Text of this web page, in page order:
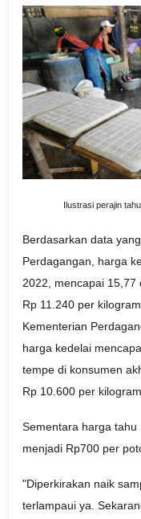
Ilustrasi perajin
Berdasarkan data
Perdagangan, harga
2022, mencapai 15,77
Rp 11.240 per
Kementerian
harga kedelai
tempe di konsumen
Rp 10.600 per kilogram.
Sementara harga
menjadi Rp700 per
"Diperkirakan naik
terlampaui ya.